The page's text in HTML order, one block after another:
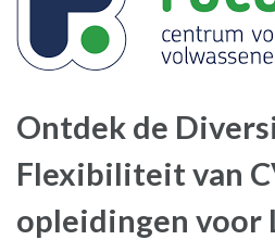
Ontdek de
Flexibiliteit van
opleidingen voor